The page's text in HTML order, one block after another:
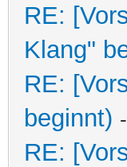
RE:
Klang"
RE:
beginnt)
RE: